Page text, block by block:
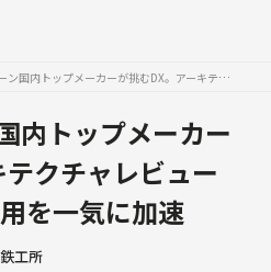
タワークレーン国内トップメーカーが挑むDX。アーキテクチャレビューを起点にAWS活用を一気に加速
内トップメーカー
クチャレビュー
を一気に加速
工所